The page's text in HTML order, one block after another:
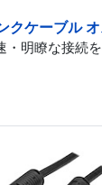
クケーブル
・明瞭な接続